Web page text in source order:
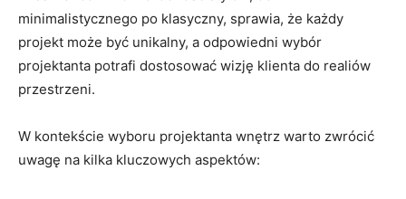
minimalistycznego po klasyczny, sprawia, że każdy
projekt może być unikalny, a odpowiedni wybór
projektanta‌ potrafi dostosować wizję‌ klienta do realiów
przestrzeni.
W kontekście⁣ wyboru projektanta wnętrz warto zwrócić
uwagę na kilka kluczowych aspektów: